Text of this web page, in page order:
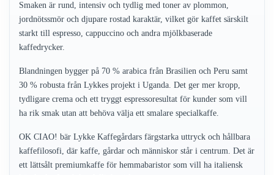
Smaken är rund, intensiv och tydlig med toner av plommon,
jordnötssmör och djupare rostad karaktär, vilket gör kaffet särskilt
starkt till espresso, cappuccino och andra mjölkbaserade
kaffedrycker.
Blandningen bygger på 70 % arabica från Brasilien och Peru samt
30 % robusta från Lykkes projekt i Uganda. Det ger mer kropp,
tydligare crema och ett tryggt espressoresultat för kunder som vill
ha rik smak utan att behöva välja ett smalare specialkaffe.
OK CIAO! bär Lykke Kaffegårdars färgstarka uttryck och hållbara
kaffefilosofi, där kaffe, gårdar och människor står i centrum. Det är
ett lättsålt premiumkaffe för hemmabaristor som vill ha italiensk